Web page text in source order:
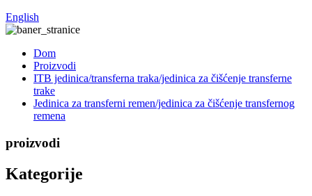
English
Dom
Proizvodi
ITB jedinica/transferna traka/jedinica za čišćenje transferne
trake
Jedinica za transferni remen/jedinica za čišćenje transfernog
remena
proizvodi
Kategorije